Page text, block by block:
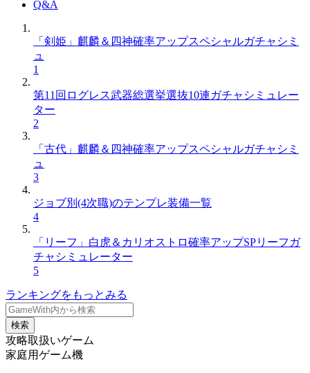
Q&A
「剣姫」麒麟＆四神確率アップスペシャルガチャシミ
ュ
1
第11回ログレス武器総選挙選抜10連ガチャシミュレー
ター
2
「古代」麒麟＆四神確率アップスペシャルガチャシミ
ュ
3
ジョブ別(4次職)のテンプレ装備一覧
4
「リーフ」白虎＆カリオストロ確率アップSPリーフガ
チャシミュレーター
5
ランキングをもっとみる
検索
攻略取扱いゲーム
家庭用ゲーム機